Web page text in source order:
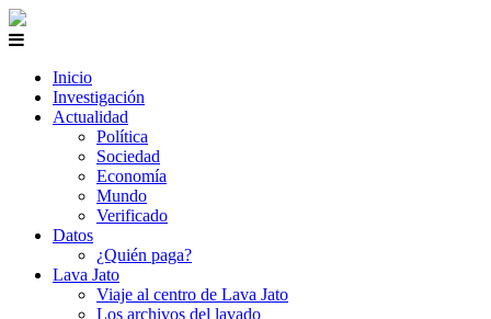
Inicio
Investigación
Actualidad
Política
Sociedad
Economía
Mundo
Verificado
Datos
¿Quién paga?
Lava Jato
Viaje al centro de Lava Jato
Los archivos del lavado